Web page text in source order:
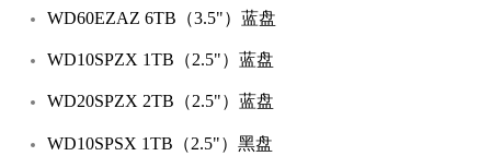
WD60EZAZ 6TB（3.5"）蓝盘
WD10SPZX 1TB（2.5"）蓝盘
WD20SPZX 2TB（2.5"）蓝盘
WD10SPSX 1TB（2.5"）黑盘